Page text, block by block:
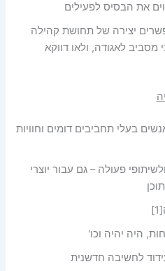
את הבסיס לפעילים
יצירה של תחושת קהילה
מסביב לאגודה, ולאו דווקא
בעלי תחביבים דומים וחוויות
פעולה – גם עבור יוצרי
[1]
היה יהיה וכו'
לחשיבה חדשנית